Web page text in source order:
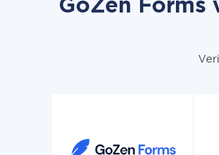
GoZen Forms